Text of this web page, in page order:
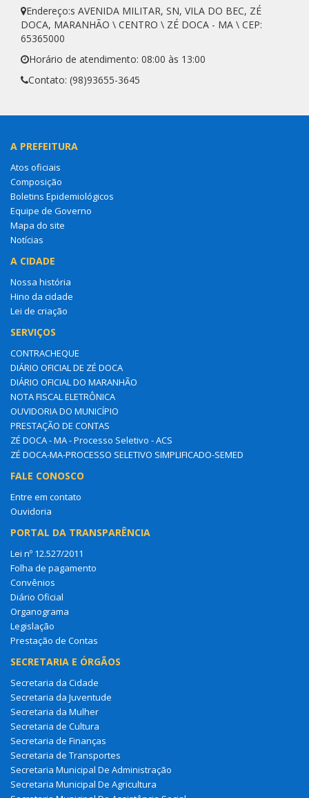
Endereço:s AVENIDA MILITAR, SN, VILA DO BEC, ZÉ
DOCA, MARANHÃO \ CENTRO \ ZÉ DOCA - MA \ CEP:
65365000
Horário de atendimento: 08:00 às 13:00
Contato: (98)93655-3645
A PREFEITURA
Atos oficiais
Composição
Boletins Epidemiológicos
Equipe de Governo
Mapa do site
Notícias
A CIDADE
Nossa história
Hino da cidade
Lei de criação
SERVIÇOS
CONTRACHEQUE
DIÁRIO OFICIAL DE ZÉ DOCA
DIÁRIO OFICIAL DO MARANHÃO
NOTA FISCAL ELETRÔNICA
OUVIDORIA DO MUNICÍPIO
PRESTAÇÃO DE CONTAS
ZÉ DOCA - MA - Processo Seletivo - ACS
ZÉ DOCA-MA-PROCESSO SELETIVO SIMPLIFICADO-SEMED
FALE CONOSCO
Entre em contato
Ouvidoria
PORTAL DA TRANSPARÊNCIA
Lei nº 12.527/2011
Folha de pagamento
Convênios
Diário Oficial
Organograma
Legislação
Prestação de Contas
SECRETARIA E ÓRGÃOS
Secretaria da Cidade
Secretaria da Juventude
Secretaria da Mulher
Secretaria de Cultura
Secretaria de Finanças
Secretaria de Transportes
Secretaria Municipal De Administração
Secretaria Municipal De Agricultura